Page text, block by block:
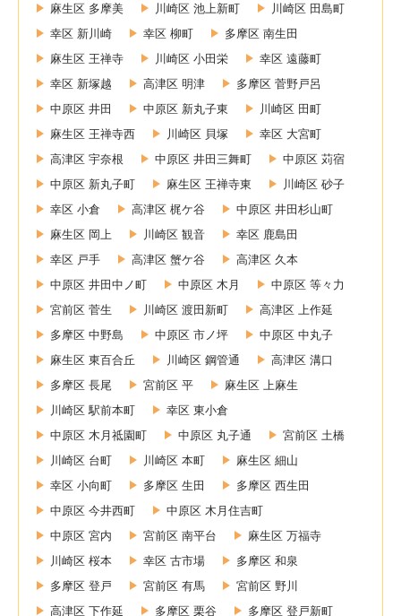
麻生区 多摩美 川崎区 池上新町
川崎区 田島町
幸区 新川崎
幸区 柳町
多摩区 南生田
麻生区 王禅寺
川崎区 小田栄
幸区 遠藤町
幸区 新塚越
高津区 明津
多摩区 菅野戸呂
中原区 井田
中原区 新丸子東
川崎区 田町
麻生区 王禅寺西
川崎区 貝塚
幸区 大宮町
高津区 宇奈根
中原区 井田三舞町
中原区 苅宿
中原区 新丸子町
麻生区 王禅寺東
川崎区 砂子
幸区 小倉
高津区 梶ケ谷
中原区 井田杉山町
麻生区 岡上
川崎区 観音
幸区 鹿島田
幸区 戸手
高津区 蟹ケ谷
高津区 久本
中原区 井田中ノ町
中原区 木月
中原区 等々力
宮前区 菅生
川崎区 渡田新町
高津区 上作延
多摩区 中野島
中原区 市ノ坪
中原区 中丸子
麻生区 東百合丘
川崎区 鋼管通
高津区 溝口
多摩区 長尾
宮前区 平
麻生区 上麻生
川崎区 駅前本町
幸区 東小倉
中原区 木月祗園町
中原区 丸子通
宮前区 土橋
川崎区 台町
川崎区 本町
麻生区 細山
幸区 小向町
多摩区 生田
多摩区 西生田
中原区 今井西町
中原区 木月住吉町
中原区 宮内
宮前区 南平台
麻生区 万福寺
川崎区 桜本
幸区 古市場
多摩区 和泉
多摩区 登戸
宮前区 有馬
宮前区 野川
高津区 下作延
多摩区 栗谷 多摩区 登戸新町